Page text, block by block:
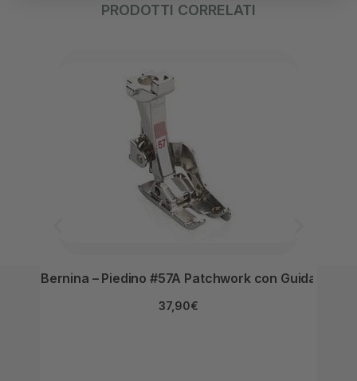
PRODOTTI CORRELATI
Bernina – Piedino #57A Patchwork con Guida
37,90€